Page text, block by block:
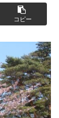
コピー